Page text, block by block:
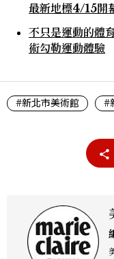
最新地標4/15開
不只是運動的體
術勾勒運動體驗
#新北市美術館 #